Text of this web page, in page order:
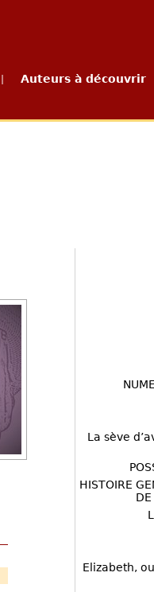
Auteurs à découvrir
La sève
HISTOIRE
Elizabeth,